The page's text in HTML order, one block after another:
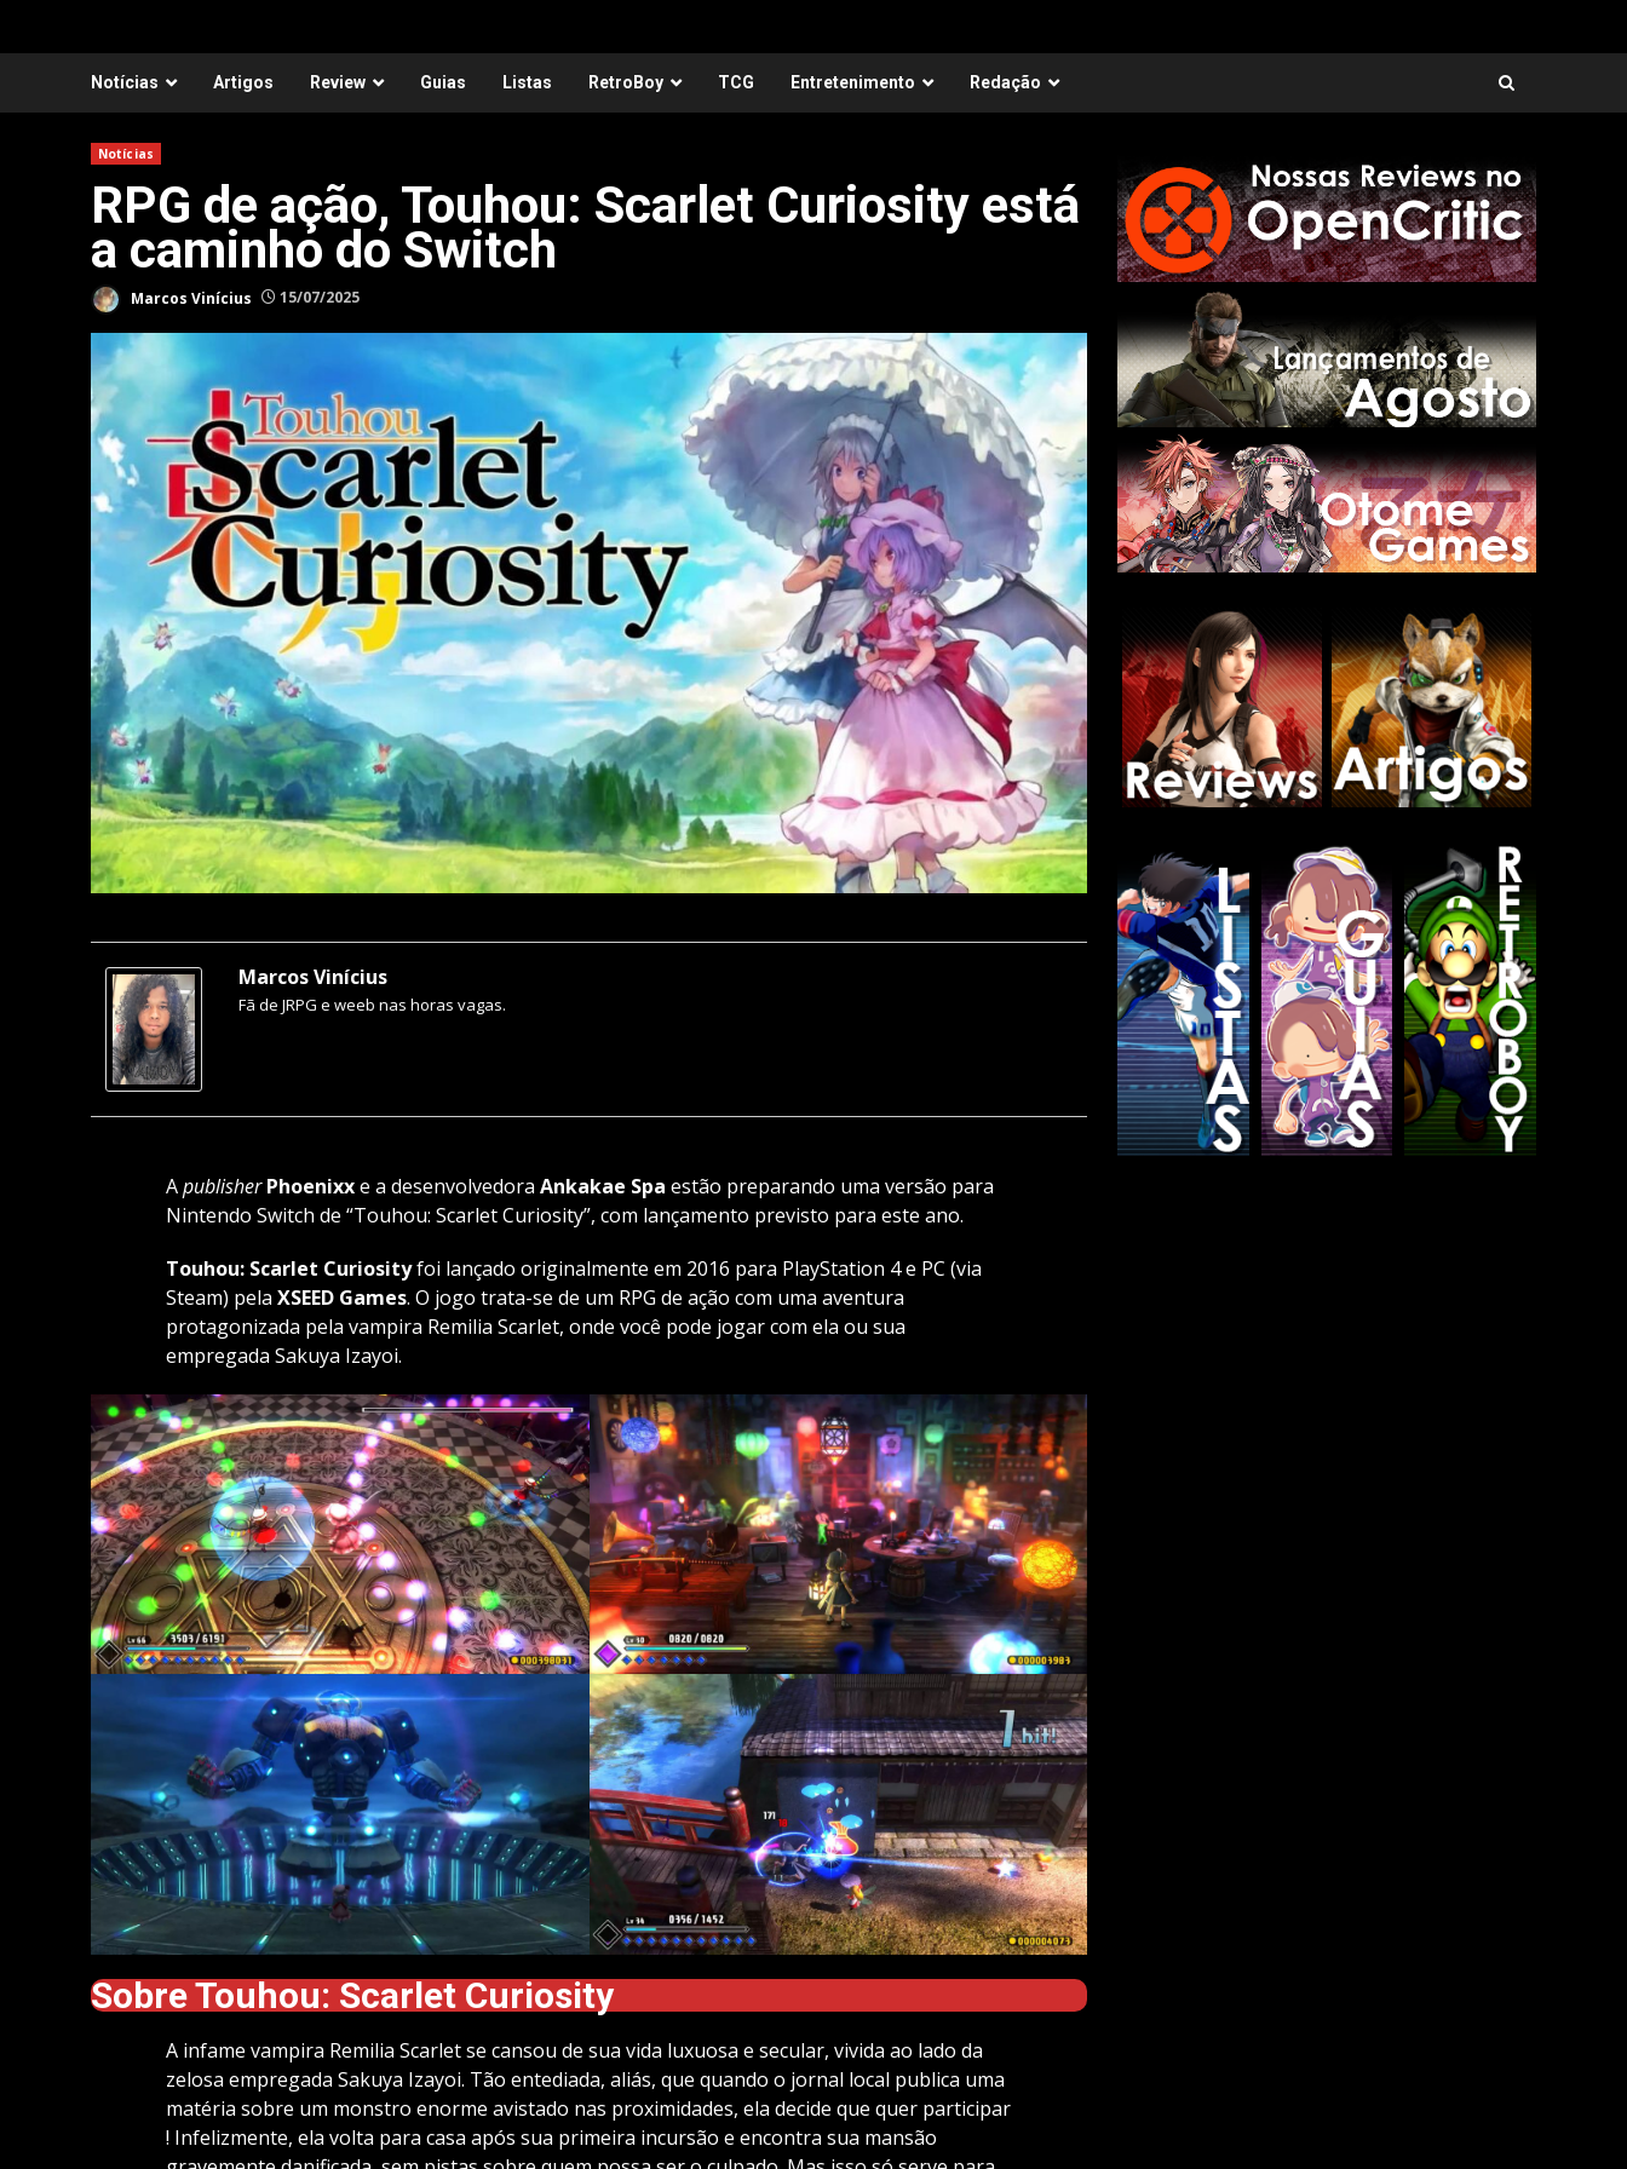
Notícias Artigos Review Guias Listas RetroBoy TCG Entretenimento Redação
Notícias
RPG de ação, Touhou: Scarlet Curiosity está
a caminho do Switch
Marcos Vinícius 15/07/2025
Marcos Vinícius
Fã de JRPG e weeb nas horas vagas.
Apublisher Phoenixxe a desenvolvedora Ankakae Spa estão preparando uma versão para
Nintendo Switch de “Touhou: Scarlet Curiosity”, com lançamento previsto para este ano.
Touhou: Scarlet Curiosityfoi lançado originalmente em 2016 para PlayStation 4 e PC (via
Steam) pela XSEED Games. O jogo trata-se de um RPG de ação com uma aventura
protagonizada pela vampira Remilia Scarlet, onde você pode jogar com ela ou sua
empregada Sakuya Izayoi.
Sobre Touhou: Scarlet Curiosity
A infame vampira Remilia Scarlet se cansou de sua vida luxuosa e secular, vivida ao lado da
zelosa empregada Sakuya Izayoi. Tão entediada, aliás, que quando o jornal local publica uma
matéria sobre um monstro enorme avistado nas proximidades, ela decide que quer participar
! Infelizmente, ela volta para casa após sua primeira incursão e encontra sua mansão